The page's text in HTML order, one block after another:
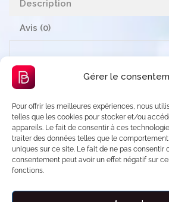
Gérer le
Pour offrir les meilleures expériences, nous
telles que les cookies pour stocker et/ou
appareils. Le fait de consentir à ces
traiter des données telles que le
uniques sur ce site. Le fait de ne pas consentir
consentement peut avoir un effet négatif sur
fonctions.
Description
Avis (0)
Product Description
✨ Découvrez cette suite moderne
confort, praticité et bien-être.
de la gare d’Ermont, elle offre un
Paris tout en vous garantissant
détente.